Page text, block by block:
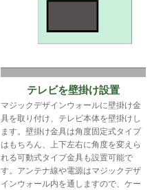
テレビを壁掛け設置
マジックデザインウォールに壁掛け金
具を取り付け、テレビ本体を壁掛けし
ます。壁掛け金具は角度固定式タイプ
はもちろん、上下左右に角度を変えら
れる可動式タイプ金具も設置可能で
す。アンテナ線や電源はマジックデザ
インウォール内を通しますので、ケー